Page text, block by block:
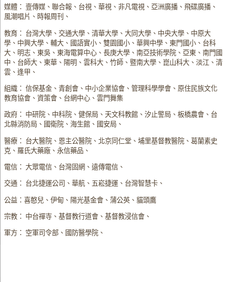
媒體： 壹傳媒、聯合報、台視、華視、非凡電視、亞洲廣播、飛碟廣播、
風潮唱片、時報周刊、
教育： 台灣大學、交通大學、清華大學、大同大學、中央大學、中原大
學、中興大學、輔大、國語實小、雙園國小、華興中學、東門國小、台科
大、明志、東吳、東海電算中心、長庚大學、南亞技術學院、亞東、南門國
中、台師大、東華、陽明、雲科大、竹師、暨南大學、崑山科大、淡江、清
雲、逢甲、
組織： 信保基金、青創會、中小企業協會、管理科學學會、原住民族文化
教育協會、資策會、台網中心、雲門舞集
政府： 中研院、中科院、健保局、天文科教館、汐止警局、板橋農會、台
北縣消防局、國衛院、海生館、國安局、
醫療： 台大醫院、恩主公醫院、北京同仁堂、埔里基督教醫院、葛蘭素史
克、羅氏大藥廠、永信藥品、
電信： 大眾電信、台灣固網、遠傳電信、
交通： 台北捷運公司、華航、五崧捷運、台灣智慧卡、
公益：喜憨兒、伊甸、陽光基金會、蒲公英、貓頭鷹
宗教： 中台禪寺、基督教行道會、基督教浸信會、
軍方： 空軍司令部、國防醫學院、